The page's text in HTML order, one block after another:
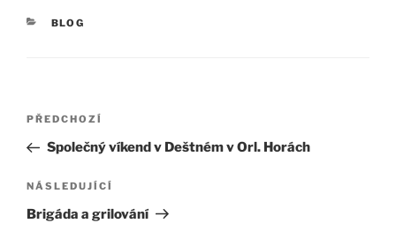
RUBRIKY
BLOG
Navigace
příspěvek
Předchozí
příspěvek
PŘEDCHOZÍ
Společný víkend v Deštném v Orl. Horách
Následující
příspěvek
NÁSLEDUJÍCÍ
Brigáda a grilování